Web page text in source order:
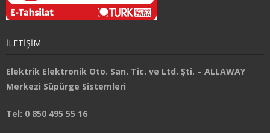
İLETİŞİM
Elektrik Elektronik Oto. San. Tic. ve Ltd. Şti. – ALLAWAY
Merkezi Süpürge Sistemleri
Tel: 0 850 495 55 16